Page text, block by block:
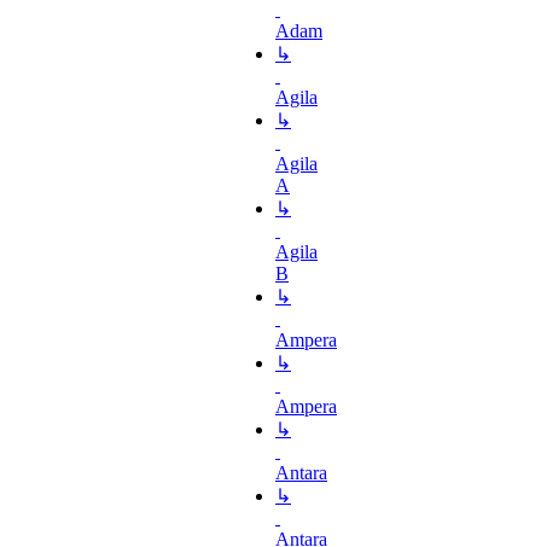
Adam
↳
Agila
↳
Agila
A
↳
Agila
B
↳
Ampera
↳
Ampera
↳
Antara
↳
Antara